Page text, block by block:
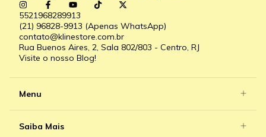
5521968289913
(21) 96828-9913 (Apenas WhatsApp)
contato@klinestore.com.br
Rua Buenos Aires, 2, Sala 802/803 - Centro, RJ
Visite o nosso Blog!
Menu
Saiba Mais